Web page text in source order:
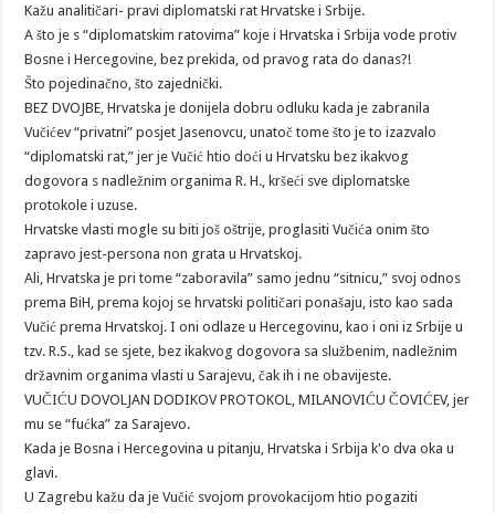
Kažu analitičari- pravi diplomatski rat Hrvatske i Srbije.
A što je s “diplomatskim ratovima” koje i Hrvatska i Srbija vode protiv
Bosne i Hercegovine, bez prekida, od pravog rata do danas?!
Što pojedinačno, što zajednički.
BEZ DVOJBE, Hrvatska je donijela dobru odluku kada je zabranila
Vučićev “privatni” posjet Jasenovcu, unatoč tome što je to izazvalo
“diplomatski rat,” jer je Vučić htio doći u Hrvatsku bez ikakvog
dogovora s nadležnim organima R. H., kršeći sve diplomatske
protokole i uzuse.
Hrvatske vlasti mogle su biti još oštrije, proglasiti Vučića onim što
zapravo jest-persona non grata u Hrvatskoj.
Ali, Hrvatska je pri tome “zaboravila” samo jednu “sitnicu,” svoj odnos
prema BiH, prema kojoj se hrvatski političari ponašaju, isto kao sada
Vučić prema Hrvatskoj. I oni odlaze u Hercegovinu, kao i oni iz Srbije u
tzv. R.S., kad se sjete, bez ikakvog dogovora sa službenim, nadležnim
državnim organima vlasti u Sarajevu, čak ih i ne obavijeste.
VUČIĆU DOVOLJAN DODIKOV PROTOKOL, MILANOVIĆU ČOVIĆEV, jer
mu se “fućka” za Sarajevo.
Kada je Bosna i Hercegovina u pitanju, Hrvatska i Srbija k'o dva oka u
glavi.
U Zagrebu kažu da je Vučić svojom provokacijom htio pogaziti